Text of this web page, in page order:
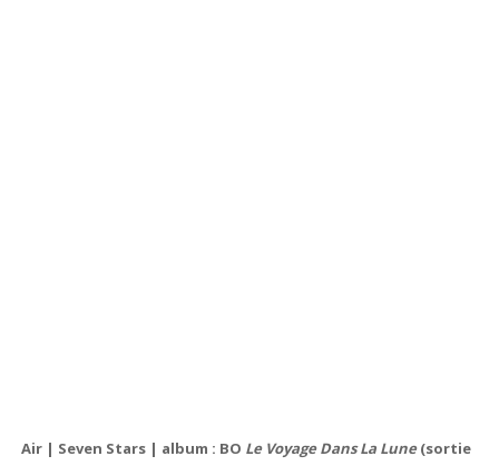
Air | Seven Stars | album : BO Le Voyage Dans La Lune(sortie